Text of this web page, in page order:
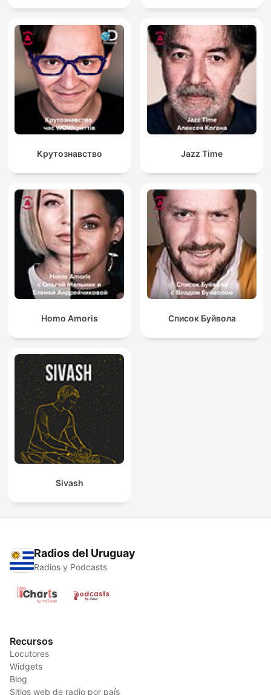
Крутознавство Jazz Time
Homo Amoris Список Буйвола
Sivash
Radios del Uruguay
Radios y Podcasts
Recursos
Locutores
Widgets
Blog
Sitios web de radio por país